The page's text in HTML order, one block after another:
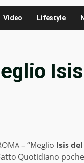
Video Lifestyle
– “Meglio Isis
Quotidiano